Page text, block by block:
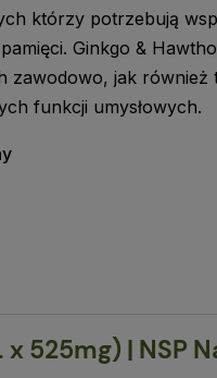
którzy potrzebują
Ginkgo &
zawodowo, jak również
funkcji umysłowych.
525mg) | NSP